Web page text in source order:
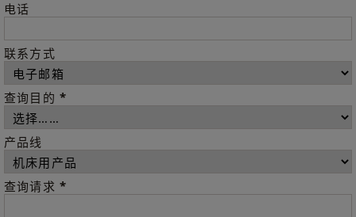
电话
联系方式
查询目的 *
产品线
查询请求 *